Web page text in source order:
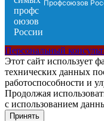
Профсоюзов
Персональный
Этот сайт использует
технических данных
работоспособности и
Продолжая
с использованием
Принять